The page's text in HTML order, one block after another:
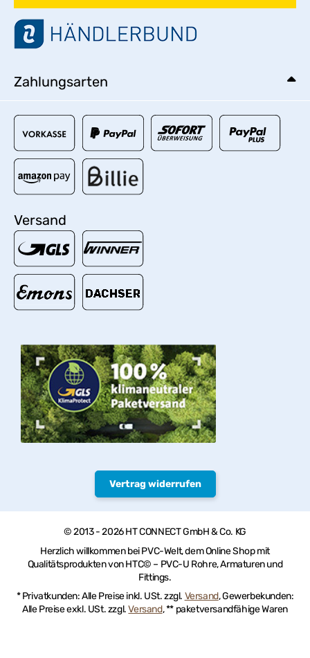
Zahlungsarten
Versand
Vertrag widerrufen
© 2013 - 2026 HT CONNECT GmbH & Co. KG
Herzlich willkommen bei PVC-Welt, dem Online Shop mit
Qualitätsprodukten von HTC© – PVC-U Rohre, Armaturen und
Fittings.
* Privatkunden: Alle Preise inkl. USt. zzgl. Versand, Gewerbekunden:
Alle Preise exkl. USt. zzgl.Versand, ** paketversandfähige Waren